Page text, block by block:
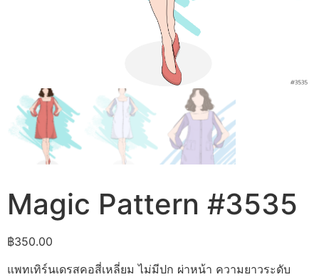
Magic Pattern #3535
฿350.00
แพทเทิร์นเดรสคอสี่เหลี่ยม ไม่มีปก ผ่าหน้า ความยาวระดับ